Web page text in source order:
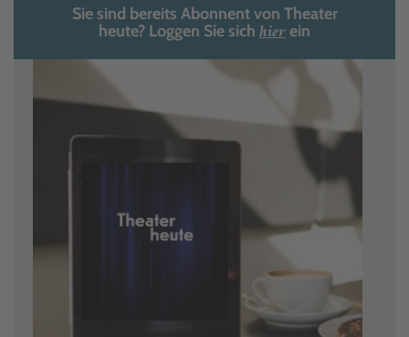
Sie sind bereits Abonnent von Theater
heute? Loggen Sie sich hierein